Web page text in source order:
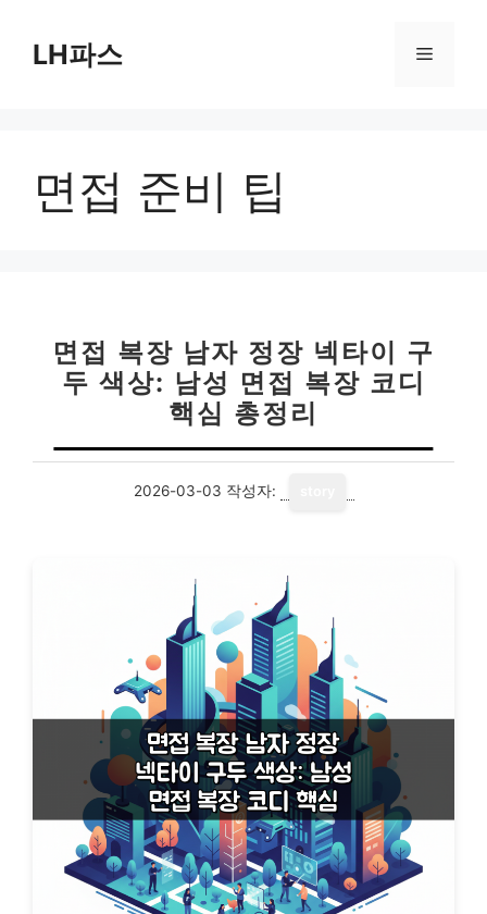
LH파스 메
면접 준비 팁
면접 복장 남자 정장 넥타이 구
두 색상: 남성 면접 복장 코디
핵심 총정리
2026-03-03 작성자: